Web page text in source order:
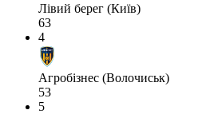
Лівий берег (Київ)
63
4
Агробізнес (Волочиськ)
53
5